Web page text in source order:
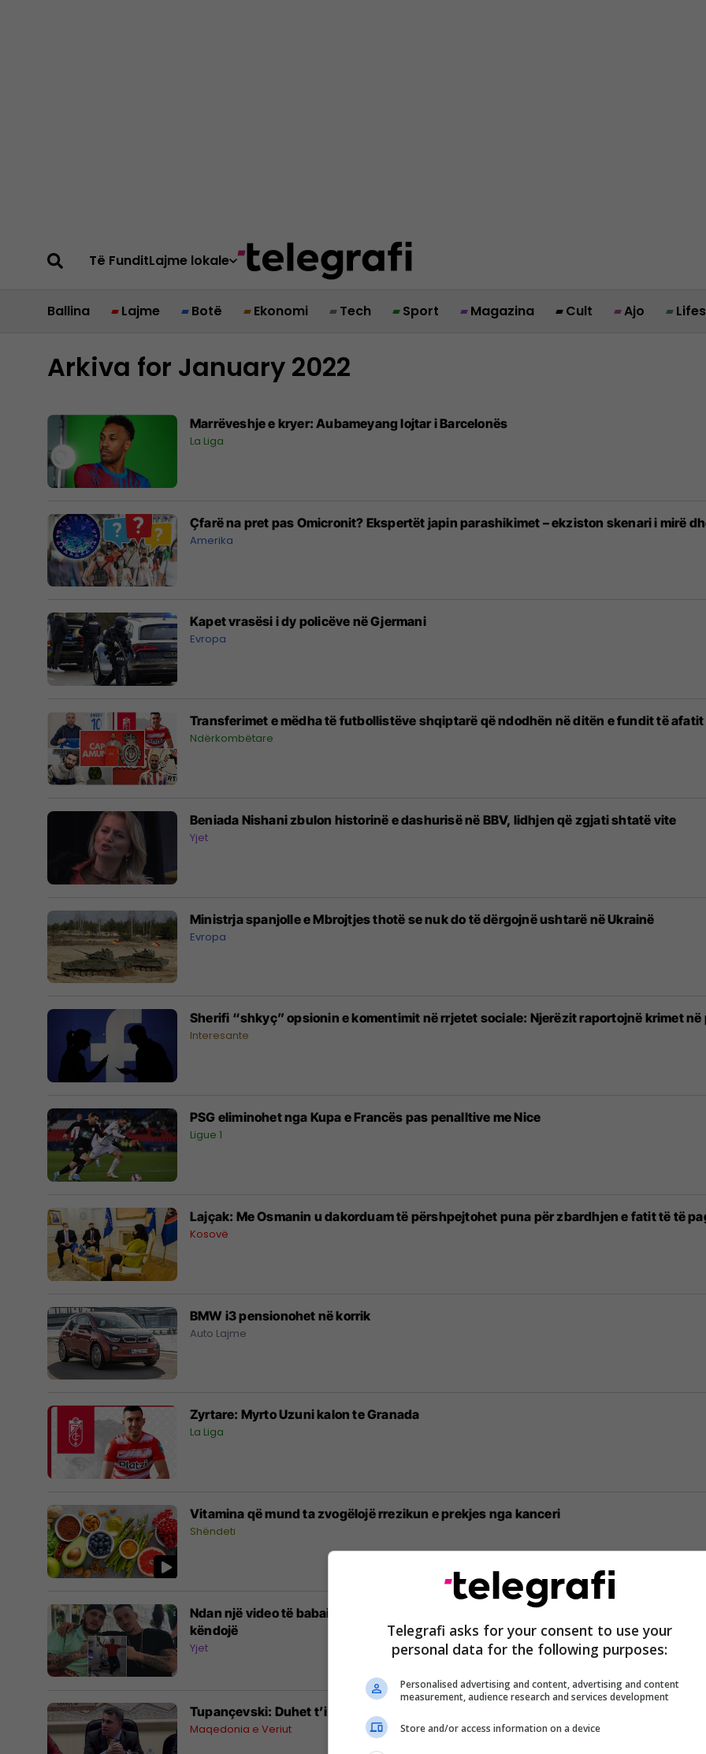
Të FunditLajme lokale
Ballina Lajme Botë Ekonomi Tech Sport Magazina Cult Ajo
Arkiva for January 2022
Marrëveshje e kryer: Aubameyang lojtar i Barcelonës
La Liga
Çfarë na pret pas Omicronit? Ekspertët japin parashikimet – ekziston skenari i mirë
Amerika
Kapet vrasësi i dy policëve në Gjermani
Evropa
Transferimet e mëdha të futbollistëve shqiptarë që ndodhën në ditën e fundit të
Ndërkombëtare
Beniada Nishani zbulon historinë e dashurisë në BBV, lidhjen që zgjati shtatë vite
Yjet
Ministrja spanjolle e Mbrojtjes thotë se nuk do të dërgojnë ushtarë në Ukrainë
Evropa
Sherifi “shkyç” opsionin e komentimit në rrjetet sociale: Njerëzit raportojnë krimet
Interesante
PSG eliminohet nga Kupa e Francës pas penalltive me Nice
Ligue 1
​Lajçak: Me Osmanin u dakorduam të përshpejtohet puna për zbardhjen e fatit të të
Kosovë
BMW i3 pensionohet në korrik
Auto Lajme
Zyrtare: Myrto Uzuni kalon te Granada
La Liga
Vitamina që mund ta zvogëlojë rrezikun e prekjes nga kanceri
Shëndeti
Ndan një video të babait të tij duke kërcyer, Getinjo: Me profesion është
këndojë
Yjet
Tupançevski: Duhet t’i jepet fund drejtësisë selektive dhe moszbatimit të ligjeve
Maqedonia e Veriut
Telegrafi asks for your consent to use your
personal data for the following purposes:
Personalised advertising and content, advertising and content
measurement, audience research and services development
Store and/or access information on a device